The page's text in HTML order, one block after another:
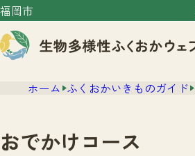
福岡市
ホーム ふくおかいきものガイド
おでかけコース